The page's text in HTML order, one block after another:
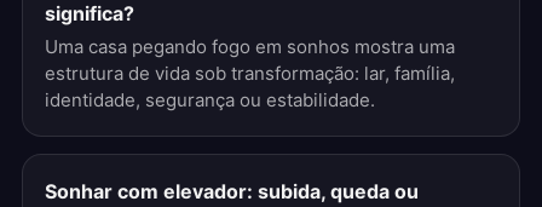
significa?
Uma casa pegando fogo em sonhos mostra uma
estrutura de vida sob transformação: lar, família,
identidade, segurança ou estabilidade.
Sonhar com elevador: subida, queda ou